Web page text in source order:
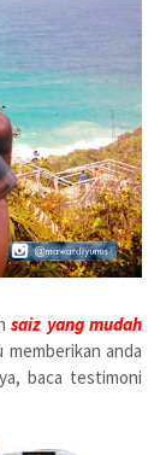
saiz yang mudah
memberikan anda
baca testimoni